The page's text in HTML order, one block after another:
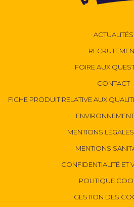
ACTUALITÉS
FOIRE AUX
CONTACT
FICHE PRODUIT RELATIVE AUX
MENTIONS
MENTIONS
CONFIDENTIALITÉ ET
POLITIQUE
GESTION DES